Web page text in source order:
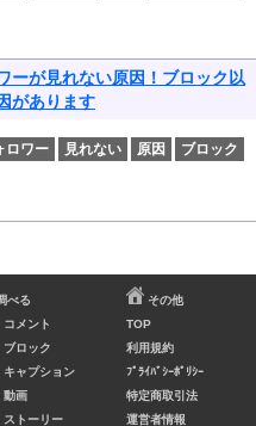
ーが見れない原因！ブロック以
があります
ロワー 見れない 原因 ブロック
べる
コメント
ブロック
キャプション
動画
ストーリー
その他
TOP
利用規約
ﾌﾟﾗｲﾊﾞｼｰﾎﾟﾘｼｰ
特定商取引法
運営者情報